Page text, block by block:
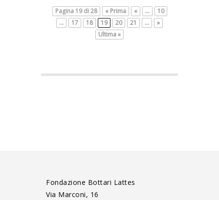
Pagina 19 di 28 « Prima « ...
10
...
17 18 19 20 21 ...
»
Ultima »
Fondazione Bottari Lattes
Via Marconi, 16